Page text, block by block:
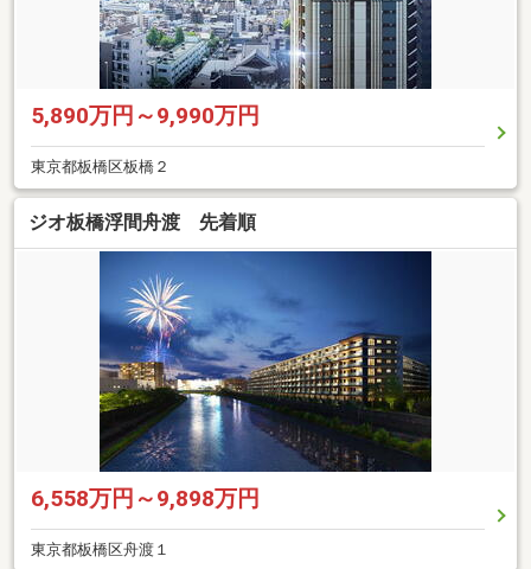
5,890万円～9,990万円
東京都板橋区板橋２
ジオ板橋浮間舟渡 先着順
6,558万円～9,898万円
東京都板橋区舟渡１